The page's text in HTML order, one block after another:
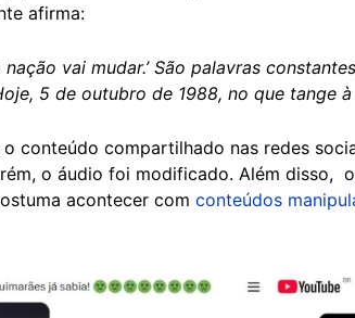
afirma:
nação vai mudar.’ São palavras
5 de outubro de 1988, no que tange
conteúdo compartilhado nas redes
o áudio foi modificado. Além disso,
acontecer com conteúdos